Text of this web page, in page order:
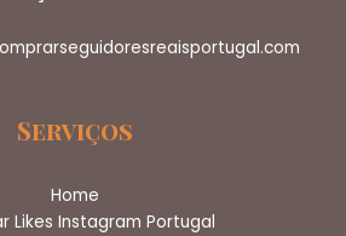
Serviços
Home
Likes Instagram Portugal